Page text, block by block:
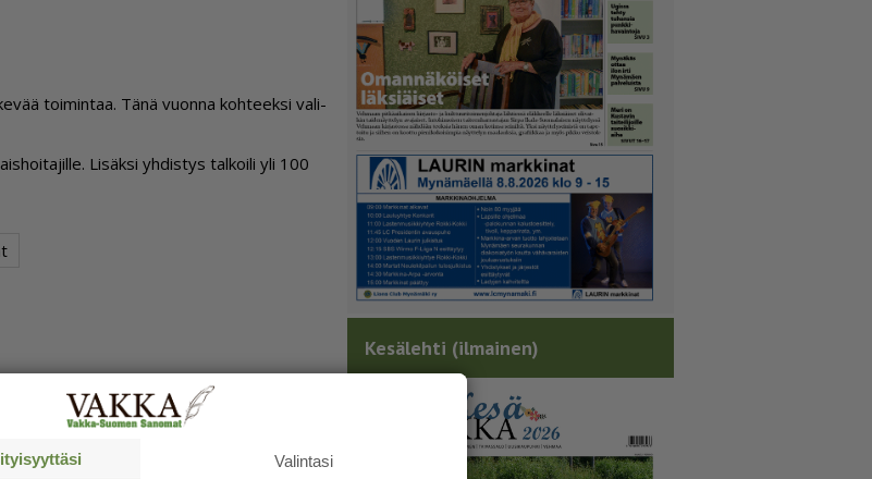
toi­min­taa. Tänä vuon­na koh­teek­si va­li­
Li­säk­si yh­dis­tys tal­koi­li yli 100
Kesälehti (ilmainen)
Valintasi